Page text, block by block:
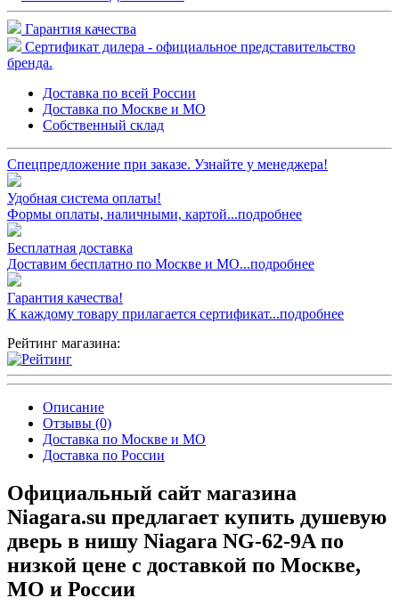
Гарантия качества
Сертификат дилера - официальное представительство
бренда.
Доставка по всей России
Доставка по Москве и МО
Собственный склад
Спецпредложение при заказе. Узнайте у менеджера!
Удобная система оплаты!
Формы оплаты, наличными, картой...подробнее
Бесплатная доставка
Доставим бесплатно по Москве и МО...подробнее
Гарантия качества!
К каждому товару прилагается сертификат...подробнее
Рейтинг магазина:
Описание
Отзывы (0)
Доставка по Москве и МО
Доставка по России
Официальный сайт магазина
Niagara.su предлагает купить душевую
дверь в нишу Niagara NG-62-9A по
низкой цене с доставкой по Москве,
МО и России